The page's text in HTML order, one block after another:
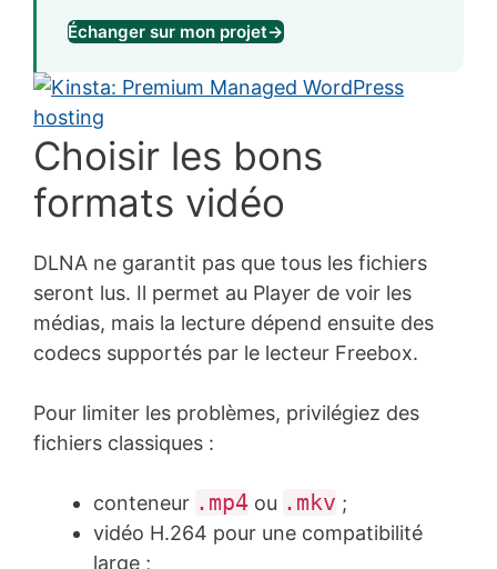
Échanger sur mon projet→
Choisir les bons
formats vidéo
DLNA ne garantit pas que tous les fichiers
seront lus. Il permet au Player de voir les
médias, mais la lecture dépend ensuite des
codecs supportés par le lecteur Freebox.
Pour limiter les problèmes, privilégiez des
fichiers classiques :
conteneur .mp4 ou .mkv ;
vidéo H.264 pour une compatibilité
large ;